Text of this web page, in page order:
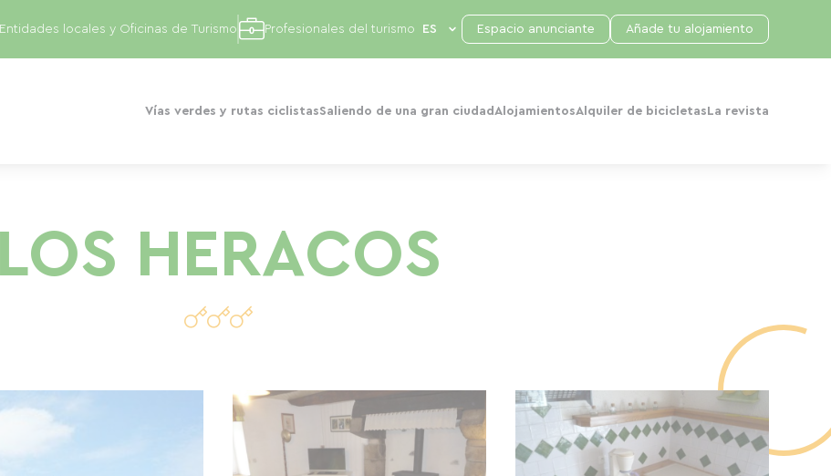
Vías verdes y rutas ciclistasSaliendo de una gran ciudad AlojamientosAlquiler de bicicletas La revista
Entidades locales y Oficinas de Turismo Profesionales del turismo Espacio anunciante Añade tu alojamiento
LOS HERACOS